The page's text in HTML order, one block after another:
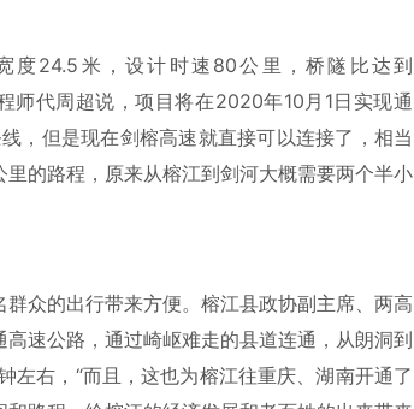
度24.5米，设计时速80公里，桥隧比达到
师代周超说，项目将在2020年10月1日实现通
，但是现在剑榕高速就直接可以连接了，相当
的路程，原来从榕江到剑河大概需要两个半小
众的出行带来方便。榕江县政协副主席、两高
速公路，通过崎岖难走的县道连通，从朗洞到
右，“而且，这也为榕江往重庆、湖南开通了